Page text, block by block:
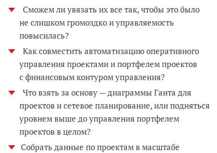
Сможем ли увязать их все так, чтобы это было
не слишком громоздко и управляемость
повысилась?
Как совместить автоматизацию оперативного
управления проектами и портфелем проектов
с финансовым контуром управления?
Что взять за основу — диаграммы Ганта для
проектов и сетевое планирование, или подняться
уровнем выше до управления портфелем
проектов в целом?
Собрать данные по проектам в масштабе